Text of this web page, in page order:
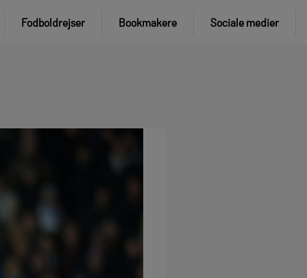
Fodboldrejser Bookmakere Sociale medier